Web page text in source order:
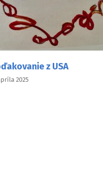
z USA
2025